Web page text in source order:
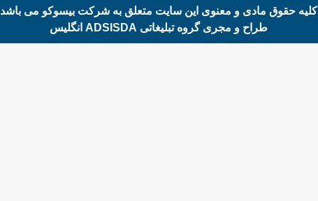
کلیه حقوق مادی و معنوی این سایت متعلق به شرکت بیسوکو می باشد
طراح و مجری گروه تبلیغاتی ADSISDA انگلیس